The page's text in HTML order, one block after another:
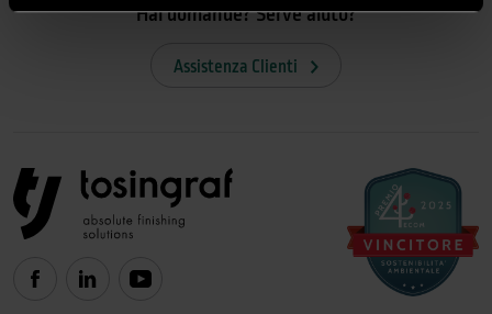
Hai domande? Serve aiuto?
Assistenza Clienti